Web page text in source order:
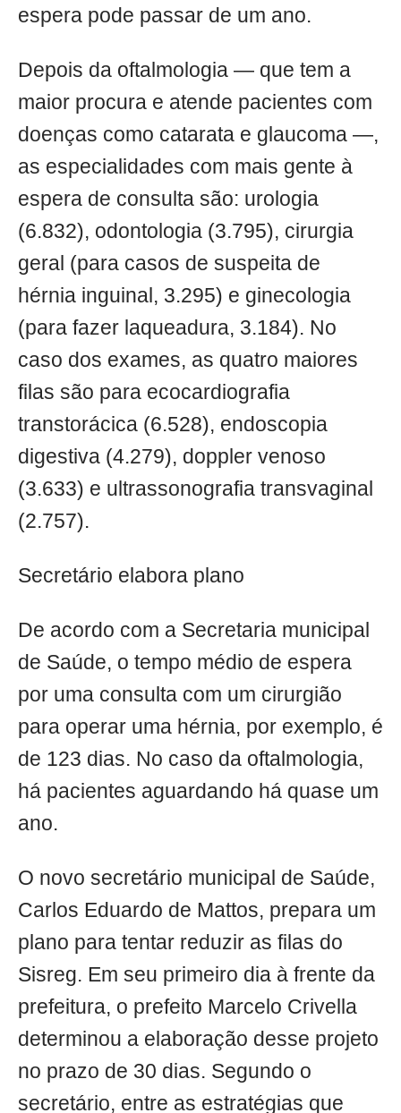
espera pode passar de um ano.
Depois da oftalmologia — que tem a
maior procura e atende pacientes com
doenças como catarata e glaucoma —,
as especialidades com mais gente à
espera de consulta são: urologia
(6.832), odontologia (3.795), cirurgia
geral (para casos de suspeita de
hérnia inguinal, 3.295) e ginecologia
(para fazer laqueadura, 3.184). No
caso dos exames, as quatro maiores
filas são para ecocardiografia
transtorácica (6.528), endoscopia
digestiva (4.279), doppler venoso
(3.633) e ultrassonografia transvaginal
(2.757).
Secretário elabora plano
De acordo com a Secretaria municipal
de Saúde, o tempo médio de espera
por uma consulta com um cirurgião
para operar uma hérnia, por exemplo, é
de 123 dias. No caso da oftalmologia,
há pacientes aguardando há quase um
ano.
O novo secretário municipal de Saúde,
Carlos Eduardo de Mattos, prepara um
plano para tentar reduzir as filas do
Sisreg. Em seu primeiro dia à frente da
prefeitura, o prefeito Marcelo Crivella
determinou a elaboração desse projeto
no prazo de 30 dias. Segundo o
secretário, entre as estratégias que